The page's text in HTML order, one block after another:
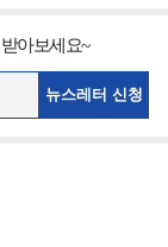
아보세요~
뉴스레터 신청